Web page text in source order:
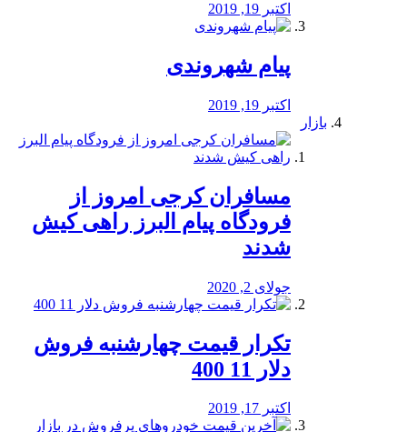
اکتبر 19, 2019
پیام شهروندی
اکتبر 19, 2019
بازار
مسافران کرجی امروز از
فرودگاه پیام البرز راهی کیش
شدند
جولای 2, 2020
تکرار قیمت چهارشنبه فروش
دلار 11 400
اکتبر 17, 2019